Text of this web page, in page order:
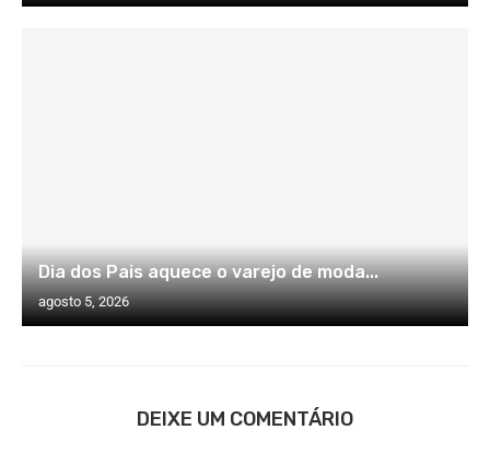
Dia dos Pais aquece o varejo de moda...
agosto 5, 2026
DEIXE UM COMENTÁRIO